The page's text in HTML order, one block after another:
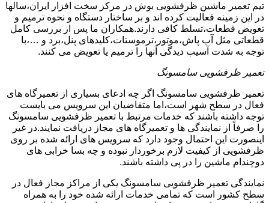
تیم تعمیر ماشین ظرفشویی بوش در مرکز سخت افزار ایران،سالها
در این زمینه فعالیت کرده اند و بر ساختار دستگاه و نحوه ترمیم و
تعویض قطعات،تسلط کافی دارند.همکاران ما پس از بررسی کامل
قطعاتی مثل آب پاش،موتور،ترموستات،کلیدهای پنل،برد و …،با
توجه به شدت آسیب دیدگی آنها را ترمیم یا تعویض می کنند.
تعمیر ظرفشویی سامسونگ
تعمیر ظرفشویی سامسونگ اگر چه ادعای بسیاری از تعمیرگاه های
فعال در سطح شهر است،اما متقاضیان این سرویس می بایست
توجه داشته باشند که خدمات مرتبط با تعمیر ظرفشویی سامسونگ
را صرفاً از نمایندگی ها و تعمیرگاه های مجاز دریافت نمایند.در غیر
اینصورت این احتمال وجود دارد که سرویس های ارائه شده بر روی
ظرفشویی از کیفیت لازم برخوردار نبوده و چه بسا خرابی های
دوچندام ماشین را در پی داشته باشند.
نمایندگی تعمیر ظرفشویی سامسونگ یکی از مراکز مجاز فعال در
سطح کشور است که تمامی خدمات ارائه شده خود را به همراه